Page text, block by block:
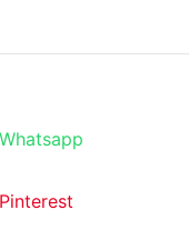
Whatsapp
Pinterest